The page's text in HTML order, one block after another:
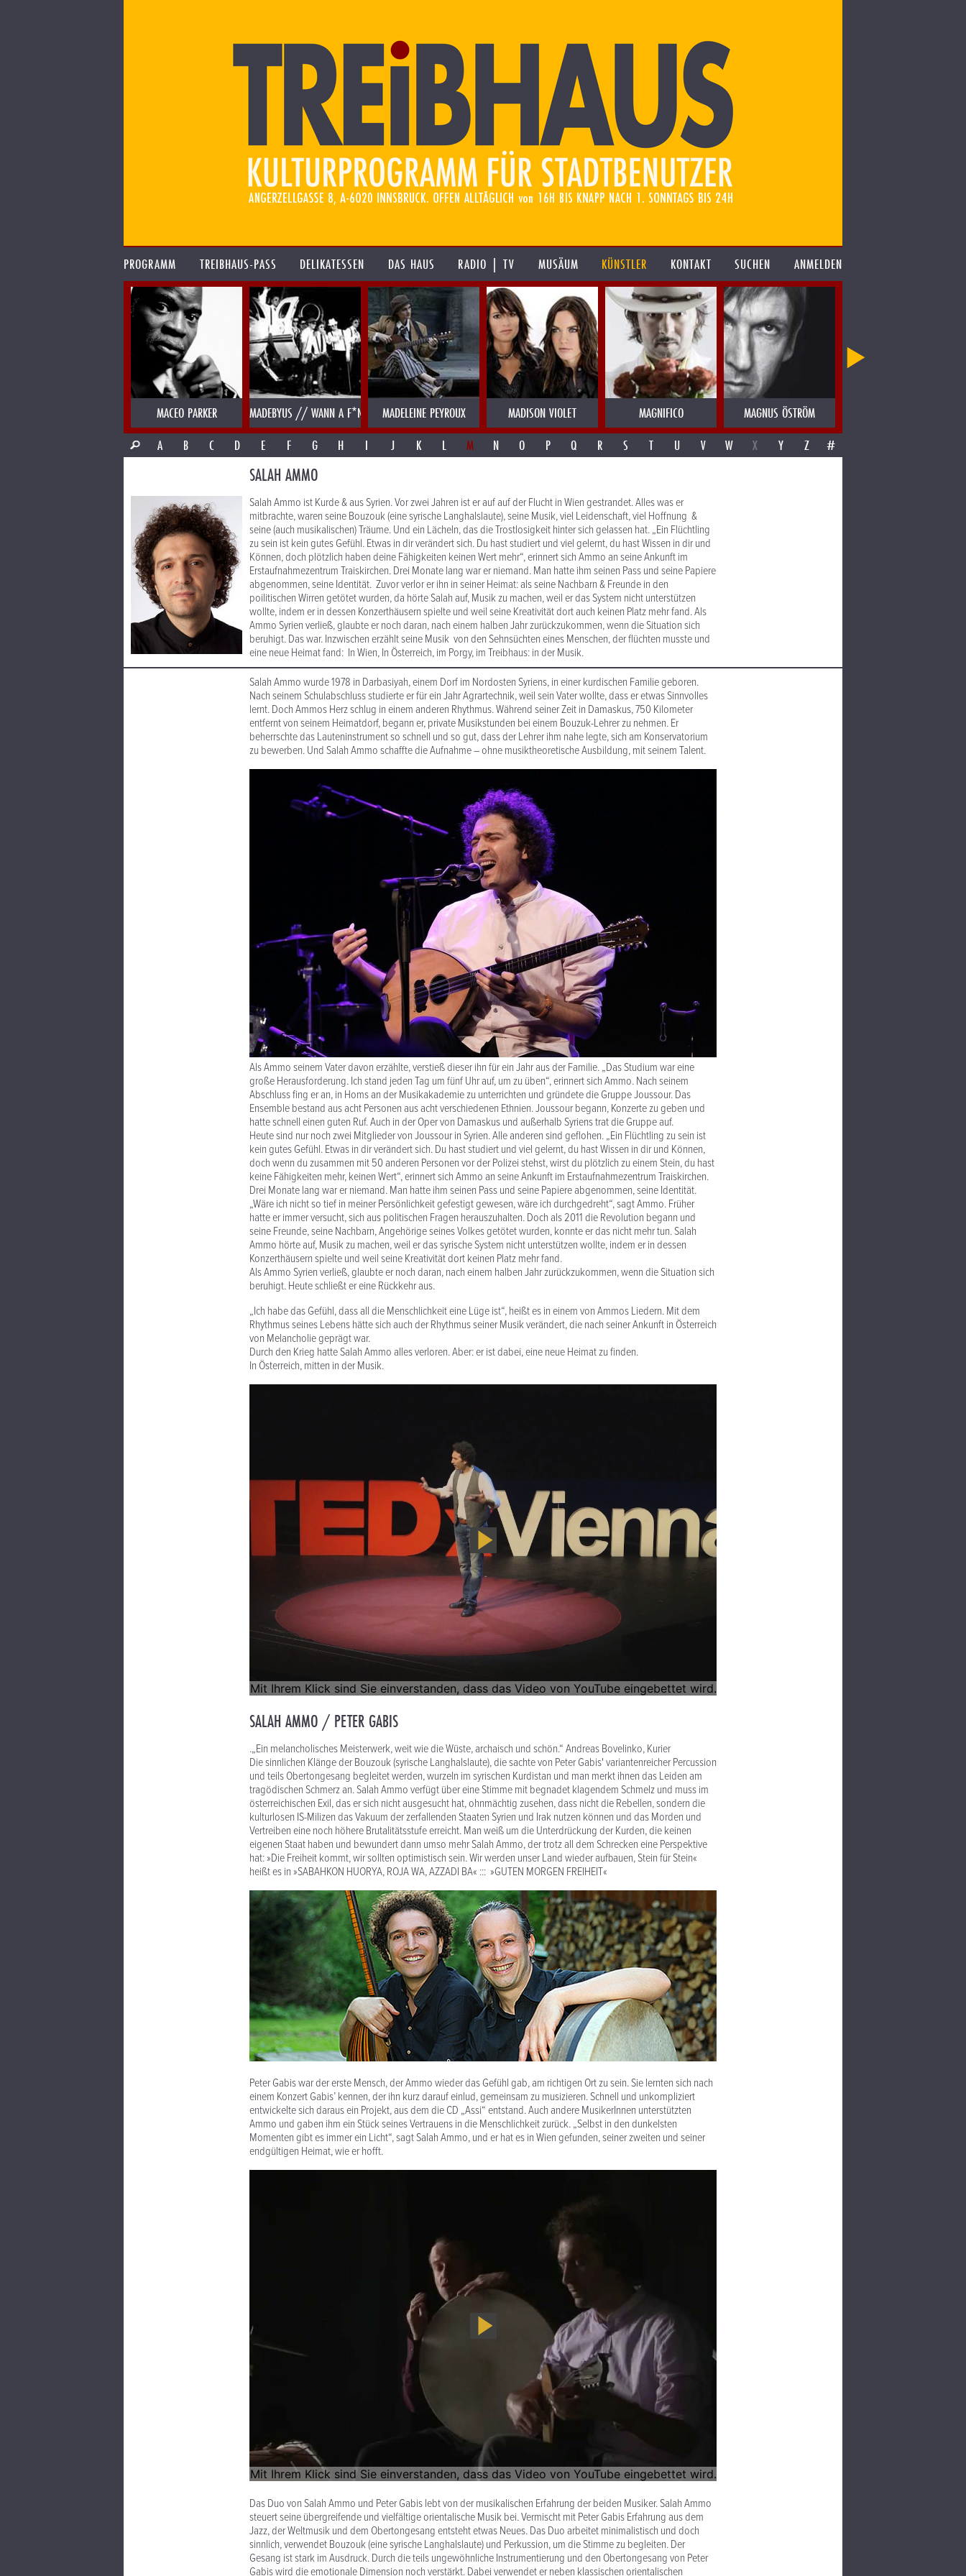
PROGRAMM TREIBHAUS-PASS DELIKATESSEN DAS HAUS RADIO | TV MUSÄUM KÜNSTLER KONTAKT SUCHEN ANMELDEN
MACEO PARKER MADEBYUS // WANN A F*NK MADELEINE PEYROUX MADISON VIOLET MAGNIFICO MAGNUS ÖSTRÖM
A
B C D E F G H I J K L M N O P Q R S T U V W X Y Z #
SALAH AMMO
Salah Ammo ist Kurde & aus Syrien. Vor zwei Jahren ist er auf auf der Flucht in Wien gestrandet. Alles was er
mitbrachte, waren seine Bouzouk (eine syrische Langhalslaute), seine Musik, viel Leidenschaft, viel Hoffnung &
seine (auch musikalischen) Träume. Und ein Lächeln, das die Trostlosigkeit hinter sich gelassen hat. „Ein Flüchtling
zu sein ist kein gutes Gefühl. Etwas in dir verändert sich. Du hast studiert und viel gelernt, du hast Wissen in dir und
Können, doch plötzlich haben deine Fähigkeiten keinen Wert mehr“, erinnert sich Ammo an seine Ankunft im
Erstaufnahmezentrum Traiskirchen. Drei Monate lang war er niemand. Man hatte ihm seinen Pass und seine Papiere
abgenommen, seine Identität. Zuvor verlor er ihn in seiner Heimat: als seine Nachbarn & Freunde in den
poilitischen Wirren getötet wurden, da hörte Salah auf, Musik zu machen, weil er das System nicht unterstützen
wollte, indem er in dessen Konzerthäusern spielte und weil seine Kreativität dort auch keinen Platz mehr fand. Als
Ammo Syrien verließ, glaubte er noch daran, nach einem halben Jahr zurückzukommen, wenn die Situation sich
beruhigt. Das war. Inzwischen erzählt seine Musik von den Sehnsüchten eines Menschen, der flüchten musste und
eine neue Heimat fand: In Wien, In Österreich, im Porgy, im Treibhaus: in der Musik.
Salah Ammo wurde 1978 in Darbasiyah, einem Dorf im Nordosten Syriens, in einer kurdischen Familie geboren.
Nach seinem Schulabschluss studierte er für ein Jahr Agrartechnik, weil sein Vater wollte, dass er etwas Sinnvolles
lernt. Doch Ammos Herz schlug in einem anderen Rhythmus. Während seiner Zeit in Damaskus, 750 Kilometer
entfernt von seinem Heimatdorf, begann er, private Musikstunden bei einem Bouzuk-Lehrer zu nehmen. Er
beherrschte das Lauteninstrument so schnell und so gut, dass der Lehrer ihm nahe legte, sich am Konservatorium
zu bewerben. Und Salah Ammo schaffte die Aufnahme – ohne musiktheoretische Ausbildung, mit seinem Talent.
Als Ammo seinem Vater davon erzählte, verstieß dieser ihn für ein Jahr aus der Familie. „Das Studium war eine
große Herausforderung. Ich stand jeden Tag um fünf Uhr auf, um zu üben“, erinnert sich Ammo. Nach seinem
Abschluss fing er an, in Homs an der Musikakademie zu unterrichten und gründete die Gruppe Joussour. Das
Ensemble bestand aus acht Personen aus acht verschiedenen Ethnien. Joussour begann, Konzerte zu geben und
hatte schnell einen guten Ruf. Auch in der Oper von Damaskus und außerhalb Syriens trat die Gruppe auf.
Heute sind nur noch zwei Mitglieder von Joussour in Syrien. Alle anderen sind geflohen. „Ein Flüchtling zu sein ist
kein gutes Gefühl. Etwas in dir verändert sich. Du hast studiert und viel gelernt, du hast Wissen in dir und Können,
doch wenn du zusammen mit 50 anderen Personen vor der Polizei stehst, wirst du plötzlich zu einem Stein, du hast
keine Fähigkeiten mehr, keinen Wert“, erinnert sich Ammo an seine Ankunft im Erstaufnahmezentrum Traiskirchen.
Drei Monate lang war er niemand. Man hatte ihm seinen Pass und seine Papiere abgenommen, seine Identität.
„Wäre ich nicht so tief in meiner Persönlichkeit gefestigt gewesen, wäre ich durchgedreht“, sagt Ammo. Früher
hatte er immer versucht, sich aus politischen Fragen herauszuhalten. Doch als 2011 die Revolution begann und
seine Freunde, seine Nachbarn, Angehörige seines Volkes getötet wurden, konnte er das nicht mehr tun. Salah
Ammo hörte auf, Musik zu machen, weil er das syrische System nicht unterstützen wollte, indem er in dessen
Konzerthäusern spielte und weil seine Kreativität dort keinen Platz mehr fand.
Als Ammo Syrien verließ, glaubte er noch daran, nach einem halben Jahr zurückzukommen, wenn die Situation sich
beruhigt. Heute schließt er eine Rückkehr aus.
„Ich habe das Gefühl, dass all die Menschlichkeit eine Lüge ist“, heißt es in einem von Ammos Liedern. Mit dem
Rhythmus seines Lebens hätte sich auch der Rhythmus seiner Musik verändert, die nach seiner Ankunft in Österreich
von Melancholie geprägt war.
Durch den Krieg hatte Salah Ammo alles verloren. Aber: er ist dabei, eine neue Heimat zu finden.
In Österreich, mitten in der Musik.
SALAH AMMO / PETER GABIS
.„Ein melancholisches Meisterwerk, weit wie die Wüste, archaisch und schön.“ Andreas Bovelinko, Kurier
Die sinnlichen Klänge der Bouzouk (syrische Langhalslaute), die sachte von Peter Gabis' variantenreicher Percussion
und teils Obertongesang begleitet werden, wurzeln im syrischen Kurdistan und man merkt ihnen das Leiden am
tragödischen Schmerz an. Salah Ammo verfügt über eine Stimme mit begnadet klagendem Schmelz und muss im
österreichischen Exil, das er sich nicht ausgesucht hat, ohnmächtig zusehen, dass nicht die Rebellen, sondern die
kulturlosen IS-Milizen das Vakuum der zerfallenden Staaten Syrien und Irak nutzen können und das Morden und
Vertreiben eine noch höhere Brutalitätsstufe erreicht. Man weiß um die Unterdrückung der Kurden, die keinen
eigenen Staat haben und bewundert dann umso mehr Salah Ammo, der trotz all dem Schrecken eine Perspektive
hat: »Die Freiheit kommt, wir sollten optimistisch sein. Wir werden unser Land wieder aufbauen, Stein für Stein«
heißt es in »SABAHKON HUORYA, ROJA WA, AZZADI BA« ::: »GUTEN MORGEN FREIHEIT«
Peter Gabis war der erste Mensch, der Ammo wieder das Gefühl gab, am richtigen Ort zu sein. Sie lernten sich nach
einem Konzert Gabis’ kennen, der ihn kurz darauf einlud, gemeinsam zu musizieren. Schnell und unkompliziert
entwickelte sich daraus ein Projekt, aus dem die CD „Assi“ entstand. Auch andere MusikerInnen unterstützten
Ammo und gaben ihm ein Stück seines Vertrauens in die Menschlichkeit zurück. „Selbst in den dunkelsten
Momenten gibt es immer ein Licht“, sagt Salah Ammo, und er hat es in Wien gefunden, seiner zweiten und seiner
endgültigen Heimat, wie er hofft.
Das Duo von Salah Ammo und Peter Gabis lebt von der musikalischen Erfahrung der beiden Musiker. Salah Ammo
steuert seine übergreifende und vielfältige orientalische Musik bei. Vermischt mit Peter Gabis Erfahrung aus dem
Jazz, der Weltmusik und dem Obertongesang entsteht etwas Neues. Das Duo arbeitet minimalistisch und doch
sinnlich, verwendet Bouzouk (eine syrische Langhalslaute) und Perkussion, um die Stimme zu begleiten. Der
Gesang ist stark im Ausdruck. Durch die teils ungewöhnliche Instrumentierung und den Obertongesang von Peter
Gabis wird die emotionale Dimension noch verstärkt. Dabei verwendet er neben klassischen orientalischen